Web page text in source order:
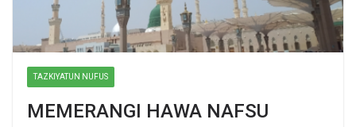
TAZKIYATUN NUFUS
MEMERANGI HAWA NAFSU